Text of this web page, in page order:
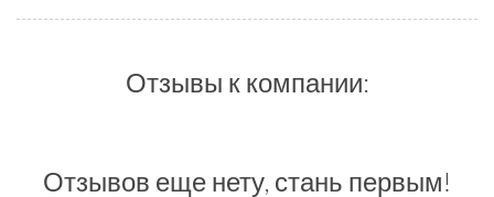
Отзывы к компании:
Отзывов еще нету, стань первым!